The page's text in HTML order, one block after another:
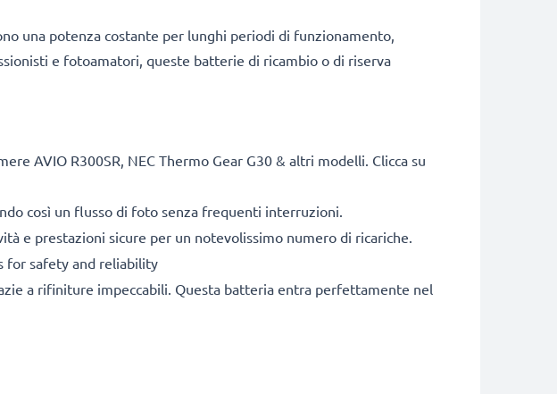
una potenza costante per lunghi periodi di funzionamento,
e fotoamatori, queste batterie di ricambio o di riserva
AVIO R300SR, NEC Thermo Gear G30 & altri modelli. Clicca su
così un flusso di foto senza frequenti interruzioni.
e prestazioni sicure per un notevolissimo numero di ricariche.
for safety and reliability
a rifiniture impeccabili. Questa batteria entra perfettamente nel